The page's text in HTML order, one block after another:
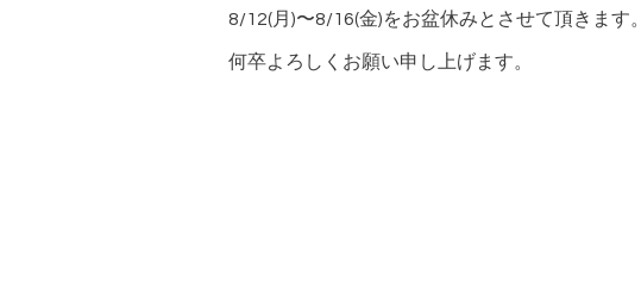
8/12(月)〜8/16(金)をお盆休みとさせて頂きます。
何卒よろしくお願い申し上げます。